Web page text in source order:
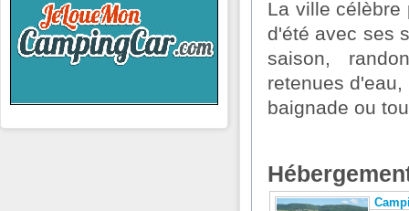
La ville célèbre
d'été avec ses
saison,
retenues
baignade ou